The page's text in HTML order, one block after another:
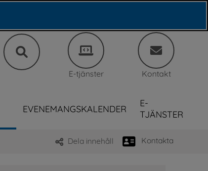
E-tjänster Kontakt
EVENEMANGSKALENDER
E-
TJÄNSTER
Dela innehåll Kontakta